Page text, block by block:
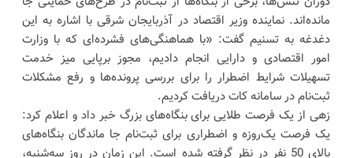
مانده‌اند. نماینده وزیر اقتصاد در آذربایجان شرقی با اشاره به این
دغدغه به تسنیم گفت: «با هماهنگی‌های فشرده‌ای که با وزارت
امور اقتصادی و دارایی انجام دادیم، مجوز برپایی میز خدمت
تسهیلات شرایط اضطرار را برای بررسی پرونده‌ها و رفع مشکلات
ثبت‌نام در سامانه کات دریافت کردیم.
زهی از یک فرصت طلایی برای بنگاه‌های بزرگ خبر داد و اعلام کرد:
یک فرصت یک‌روزه و اضطراری برای ثبت‌نام جا ماندگان بنگاه‌های
بالای 50 نفر در نظر گرفته شده است. این زمان در روز سه‌شنبه،